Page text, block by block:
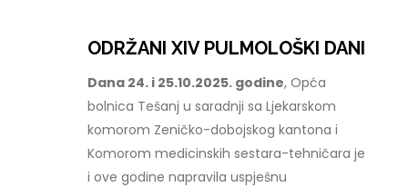
ODRŽANI XIV PULMOLOŠKI DANI
Dana 24. i 25.10.2025. godine, Opća
bolnica Tešanj u saradnji sa Ljekarskom
komorom Zeničko-dobojskog kantona i
Komorom medicinskih sestara-tehničara je
i ove godine napravila uspješnu